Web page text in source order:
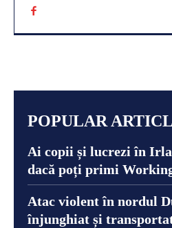
POPULAR
Ai copii și lucrezi în
dacă poți primi
Atac violent în nordul
înjunghiat și